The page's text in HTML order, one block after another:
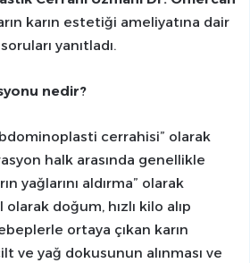
karın estetiği ameliyatına dair
yanıtladı.
nedir?
cerrahisi” olarak
halk arasında genellikle
yağlarını aldırma” olarak
doğum, hızlı kilo alıp
ortaya çıkan karın
ve yağ dokusunun alınması ve